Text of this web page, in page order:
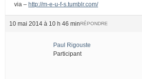
via – http://m-e-u-f-s.tumblr.com/
10 mai 2014 à 10 h 46 minRÉPONDRE
Paul Rigouste
Participant